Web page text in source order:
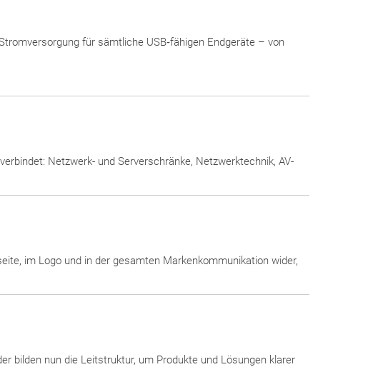
für sämtliche USB‑fähigen Endgeräte – von
Netzwerk- und Serverschränke, Netzwerktechnik, AV-
im Logo und in der gesamten Markenkommunikation wider,
bilden nun die Leitstruktur, um Produkte und Lösungen klarer